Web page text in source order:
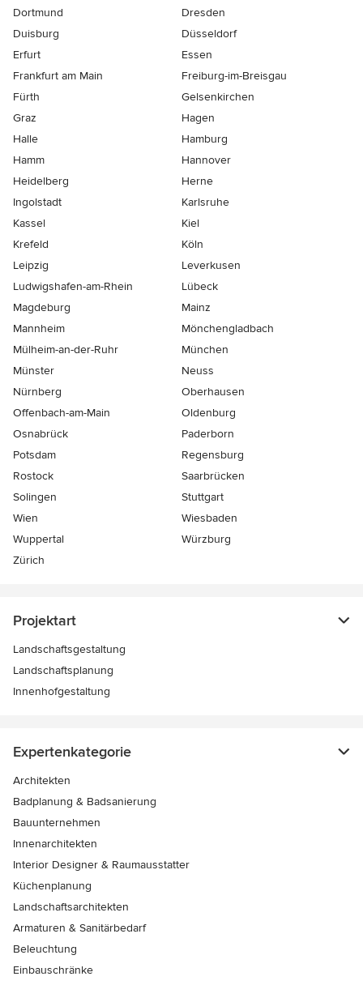
Dortmund
Dresden
Duisburg
Düsseldorf
Erfurt
Essen
Frankfurt am Main
Freiburg-im-Breisgau
Fürth
Gelsenkirchen
Graz
Hagen
Halle
Hamburg
Hamm
Hannover
Heidelberg
Herne
Ingolstadt
Karlsruhe
Kassel
Kiel
Krefeld
Köln
Leipzig
Leverkusen
Ludwigshafen-am-Rhein
Lübeck
Magdeburg
Mainz
Mannheim
Mönchen­gladbach
Mülheim-an-der-Ruhr
München
Münster
Neuss
Nürnberg
Oberhausen
Offenbach-am-Main
Oldenburg
Osnabrück
Paderborn
Potsdam
Regensburg
Rostock
Saarbrücken
Solingen
Stuttgart
Wien
Wiesbaden
Wuppertal
Würzburg
Zürich
Projektart
Landschaftsgestaltung
Landschaftsplanung
Innenhofgestaltung
Expertenkategorie
Architekten
Badplanung & Badsanierung
Bauunternehmen
Innenarchitekten
Interior Designer & Raumausstatter
Küchenplanung
Landschaftsarchitekten
Armaturen & Sanitärbedarf
Beleuchtung
Einbauschränke